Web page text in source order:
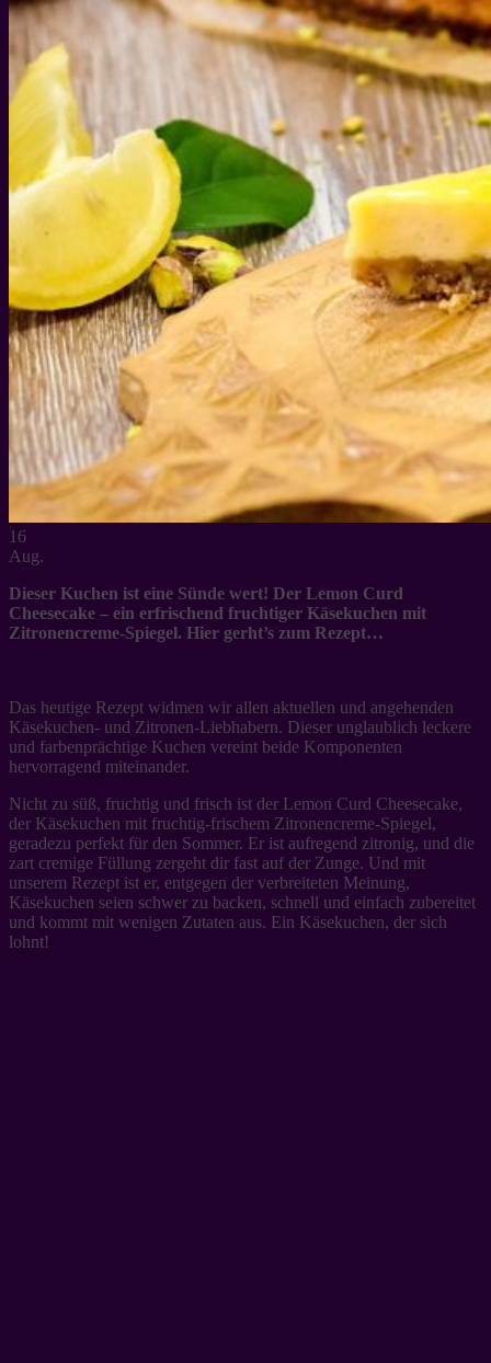
WEIHNACHTEN
WEIHNACHTS-GESCHENKIDEEN
DIY IDEEN FÜR WEIHNACHTEN
WEIHNACHTS-REZEPTE
16
Aug.
Dieser Kuchen ist eine Sünde wert! Der Lemon Curd
Cheesecake – ein erfrischend fruchtiger Käsekuchen mit
Zitronencreme-Spiegel. Hier gerht’s zum Rezept…
Das heutige Rezept widmen wir allen aktuellen und angehenden
Käsekuchen- und Zitronen-Liebhabern. Dieser unglaublich leckere
und farbenprächtige Kuchen vereint beide Komponenten
hervorragend miteinander.
Nicht zu süß, fruchtig und frisch ist der Lemon Curd Cheesecake,
der Käsekuchen mit fruchtig-frischem Zitronencreme-Spiegel,
geradezu perfekt für den Sommer. Er ist aufregend zitronig, und die
zart cremige Füllung zergeht dir fast auf der Zunge. Und mit
unserem Rezept ist er, entgegen der verbreiteten Meinung,
Käsekuchen seien schwer zu backen, schnell und einfach zubereitet
und kommt mit wenigen Zutaten aus. Ein Käsekuchen, der sich
lohnt!